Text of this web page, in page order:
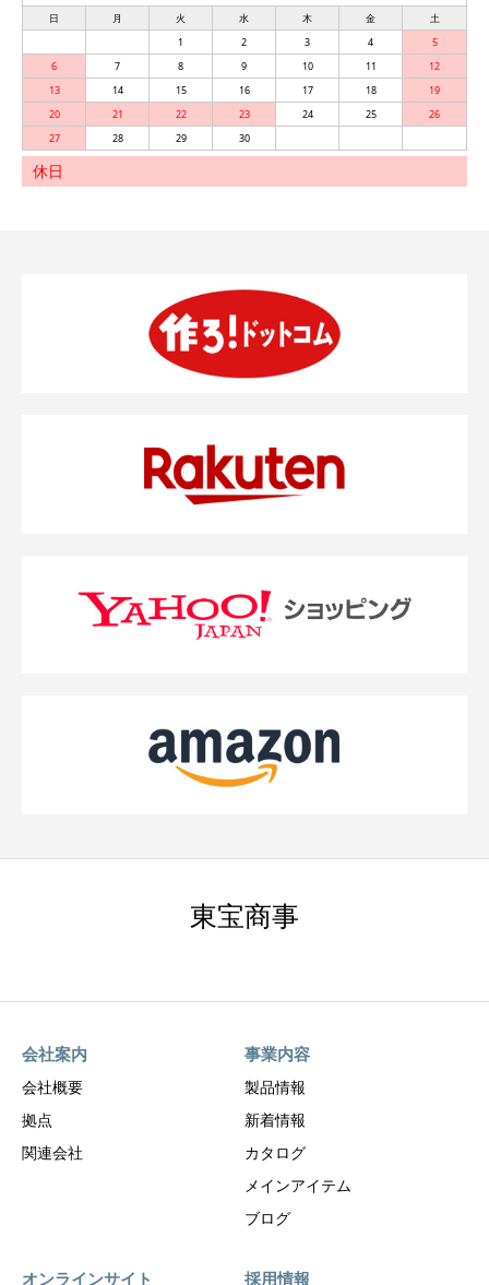
日
月 火 水 木 金
土
1
2 3 4
5
6
7 8 9 10 11
12
13
14 15 16 17 18
19
20
21 22 23 24 25
26
27
28 29 30
休日
東宝商事
会社案内
会社概要
拠点
関連会社
事業内容
製品情報
新着情報
カタログ
メインアイテム
ブログ
オンラインサイト 採用情報